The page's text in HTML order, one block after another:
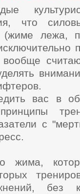
что
(жиме лежа,
вас в
с
без